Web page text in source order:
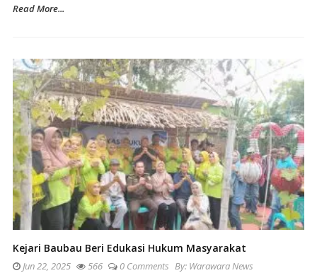
Read More...
Kejari Baubau Beri Edukasi Hukum Masyarakat
Jun 22, 2025 566 0 Comments By: Warawara News